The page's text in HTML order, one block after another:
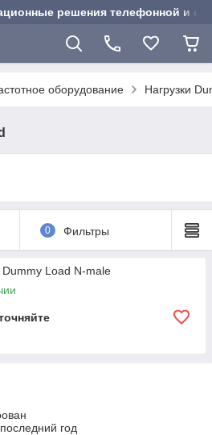
решения телефонной и
оборудование Нагрузки
0 Фильтры
Load N-male
год